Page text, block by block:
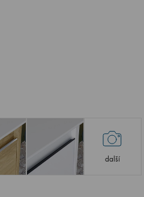
další